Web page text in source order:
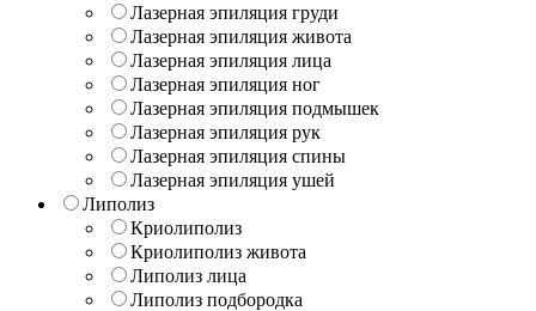
Лазерная эпиляция груди
Лазерная эпиляция живота
Лазерная эпиляция лица
Лазерная эпиляция ног
Лазерная эпиляция подмышек
Лазерная эпиляция рук
Лазерная эпиляция спины
Лазерная эпиляция ушей
Липолиз
Криолиполиз
Криолиполиз живота
Липолиз лица
Липолиз подбородка